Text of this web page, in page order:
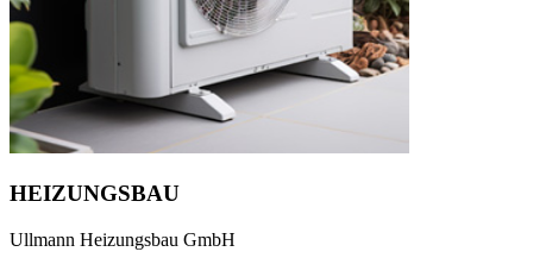
HEIZUNGSBAU
Ullmann Heizungsbau GmbH